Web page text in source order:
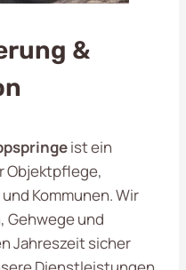
&
ist ein
Objektpflege,
Kommunen. Wir
Gehwege und
Jahreszeit sicher